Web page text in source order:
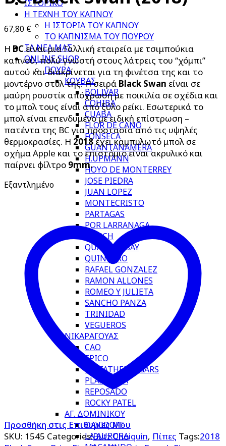
ΙΣΤΟΡΙΚΟ
Η ΤΕΧΝΗ ΤΟΥ ΚΑΠΝΟΥ
Η ΙΣΤΟΡΙΑ ΤΟΥ ΚΑΠΝΟΥ
ΤΟ ΚΑΠΝΙΣΜΑ ΤΟΥ ΠΟΥΡΟΥ
ΤΑ ΝΕΑ ΜΑΣ
ONLINE SHOP
ΠΟΥΡΑ
ΚΟΥΒΑΣ
BOLIVAR
COHIBA
CUABA
FLOR DE CANO
FONSECA
GUANTANAMERA
H.UPMANN
HOYO DE MONTERREY
JOSE PIEDRA
JUAN LOPEZ
MONTECRISTO
PARTAGAS
POR LARRANAGA
PUNCH
QUAI D’ORSAY
QUINTERO
RAFAEL GONZALEZ
RAMON ALLONES
ROMEO Y JULIETA
SANCHO PANZA
TRINIDAD
VEGUEROS
ΝΙΚΑΡΑΓΟΥΑΣ
CAO
EPICO
MY FATHER CIGARS
PLASENCIA
REPOSADO
ROCKY PATEL
ΑΓ. ΔΟΜΙΝΙΚΟΥ
DAVIDOFF
LA AURORA
67,80 €
Η BCείναι μια Γαλλική εταιρεία με τσιμπούκια
καπνού, πολύ γνωστή στους λάτρεις του “χόμπι”
αυτού και διακρίνεται για τη φινέτσα της και το
μοντέρνο στυλ της. Η σειρά Black Swan είναι σε
μαύρη ρουστίκ απόχρωση με ποικιλία σε σχέδια και
το μπολ τους είναι από ξύλο ρείκι. Εσωτερικά το
μπολ είναι επενδυμένο με ειδική επίστρωση –
πατέντα της BC για προστασία από τις υψηλές
θερμοκρασίες. Η 2018έχει καμπυλωτό μπολ σε
σχήμα Apple και το επιστόμιο είναι ακρυλικό και
παίρνει φίλτρο 9mm.
Εξαντλημένο
Προσθήκη στις Επιθυμίες Μου
SKU: 1545 Categories:Butz Choiquin, Πίπες Tags:2018